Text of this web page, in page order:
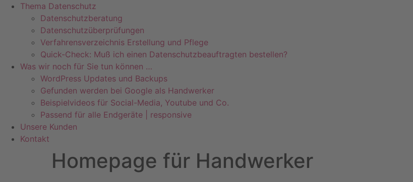
Thema Datenschutz
Datenschutzberatung
Datenschutzüberprüfungen
Verfahrensverzeichnis Erstellung und Pflege
Quick-Check: Muß ich einen Datenschutzbeauftragten bestellen?
Was wir noch für Sie tun können …
WordPress Updates und Backups
Gefunden werden bei Google als Handwerker
Beispielvideos für Social-Media, Youtube und Co.
Passend für alle Endgeräte | responsive
Unsere Kunden
Kontakt
Homepage für Handwerker